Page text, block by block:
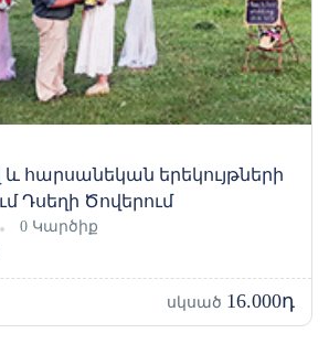
հարսանեկան երեկույթների
Դսեղի Ծովերում
0 Կարծիք
սկսած 16.000դ